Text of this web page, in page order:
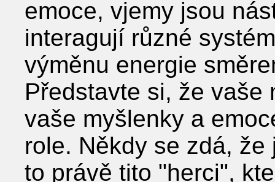
emoce, vjemy jsou
interagují různé
výměnu energie
Představte si, že vaše
vaše myšlenky a
role. Někdy se zdá,
to právě tito "herci",